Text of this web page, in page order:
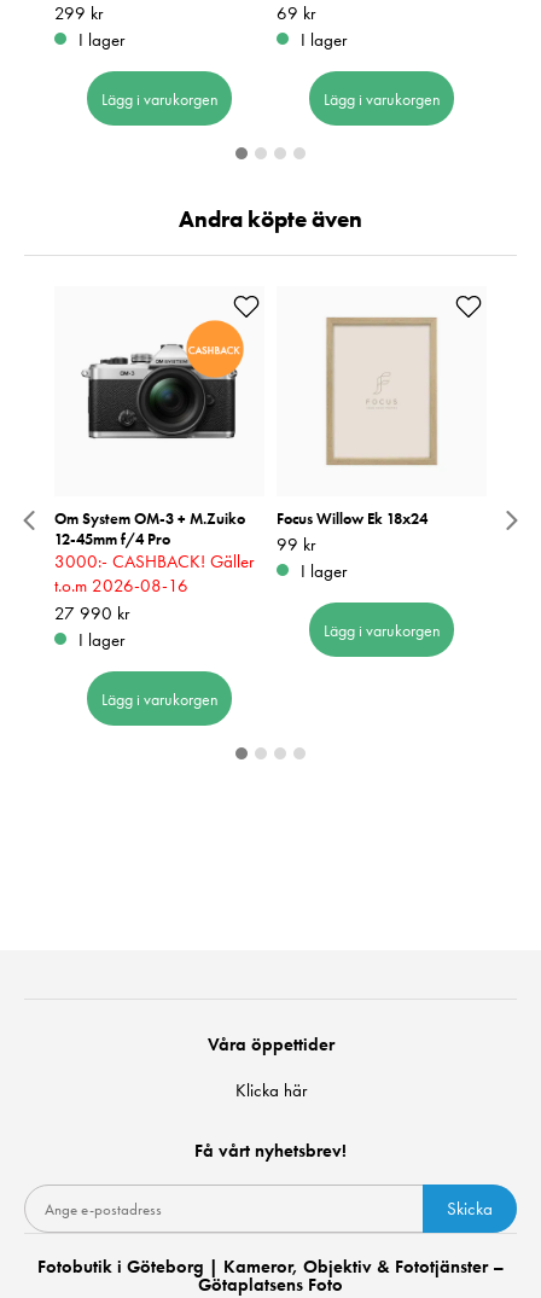
Pris: 299 kr
299 kr
I lager
Lägg i varukorgen
Pris :69 kr
69 kr
I lager
Lägg i varukorgen
Andra köpte även
Om System OM-3 + M.Zuiko
12-45mm f/4 Pro
3000:- CASHBACK! Gäller
t.o.m 2026-08-16
Pris :27 990 kr
27 990 kr
I lager
Lägg i varukorgen
Focus Willow Ek 18x24
Pris :99 kr
99 kr
I lager
Lägg i varukorgen
Våra öppettider
Klicka här
Få vårt nyhetsbrev!
Skicka
Fotobutik i Göteborg | Kameror, Objektiv & Fototjänster –
Götaplatsens Foto